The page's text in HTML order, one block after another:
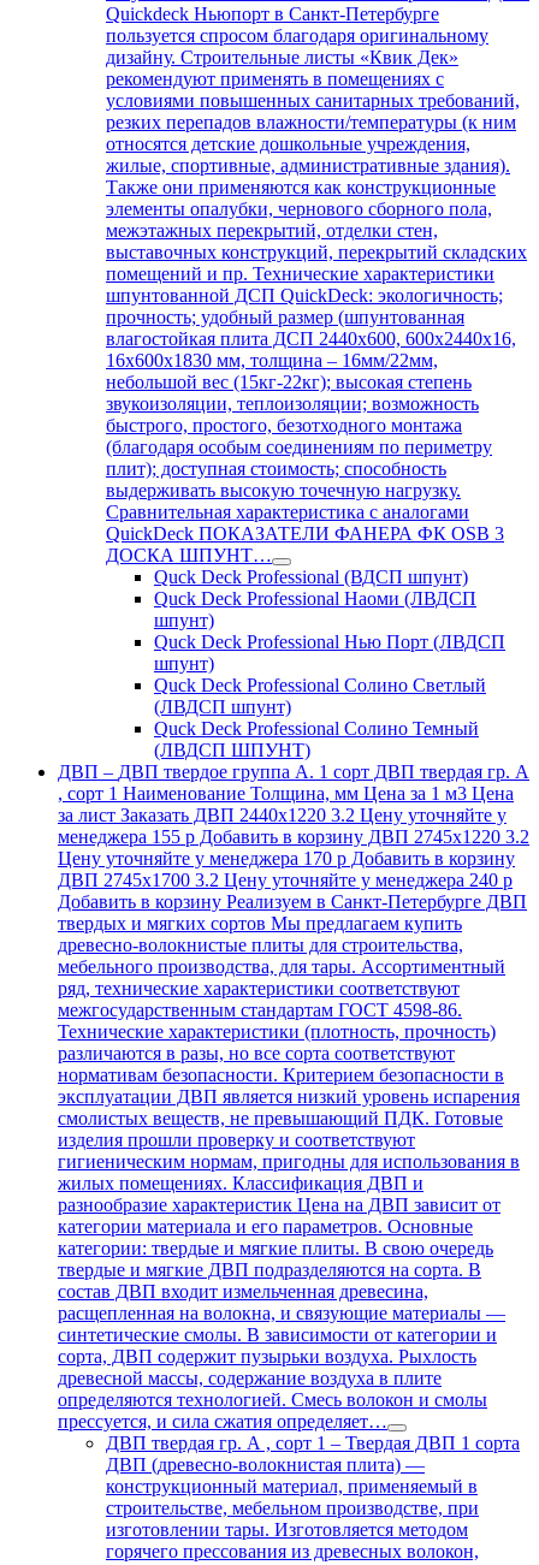
Quickdeck Ньюпорт в Санкт-Петербурге
пользуется спросом благодаря оригинальному
дизайну. Строительные листы «Квик Дек»
рекомендуют применять в помещениях с
условиями повышенных санитарных требований,
резких перепадов влажности/температуры (к ним
относятся детские дошкольные учреждения,
жилые, спортивные, административные здания).
Также они применяются как конструкционные
элементы опалубки, чернового сборного пола,
межэтажных перекрытий, отделки стен,
выставочных конструкций, перекрытий складских
помещений и пр. Технические характеристики
шпунтованной ДСП QuickDeck: экологичность;
прочность; удобный размер (шпунтованная
влагостойкая плита ДСП 2440х600, 600х2440х16,
16х600х1830 мм, толщина – 16мм/22мм,
небольшой вес (15кг-22кг); высокая степень
звукоизоляции, теплоизоляции; возможность
быстрого, простого, безотходного монтажа
(благодаря особым соединениям по периметру
плит); доступная стоимость; способность
выдерживать высокую точечную нагрузку.
Сравнительная характеристика с аналогами
QuickDeck ПОКАЗАТЕЛИ ФАНЕРА ФК OSB 3
ДОСКА ШПУНТ…
Quck Deck Professional (ВДСП шпунт)
Quck Deck Professional Наоми (ЛВДСП
шпунт)
Quck Deck Professional Нью Порт (ЛВДСП
шпунт)
Quck Deck Professional Солино Светлый
(ЛВДСП шпунт)
Quck Deck Professional Солино Темный
(ЛВДСП ШПУНТ)
ДВП – ДВП твердое группа А. 1 сорт ДВП твердая гр. А
, сорт 1 Наименование Толщина, мм Цена за 1 м3 Цена
за лист Заказать ДВП 2440х1220 3.2 Цену уточняйте у
менеджера 155 р Добавить в корзину ДВП 2745х1220 3.2
Цену уточняйте у менеджера 170 р Добавить в корзину
ДВП 2745х1700 3.2 Цену уточняйте у менеджера 240 р
Добавить в корзину Реализуем в Санкт-Петербурге ДВП
твердых и мягких сортов Мы предлагаем купить
древесно-волокнистые плиты для строительства,
мебельного производства, для тары. Ассортиментный
ряд, технические характеристики соответствуют
межгосударственным стандартам ГОСТ 4598-86.
Технические характеристики (плотность, прочность)
различаются в разы, но все сорта соответствуют
нормативам безопасности. Критерием безопасности в
эксплуатации ДВП является низкий уровень испарения
смолистых веществ, не превышающий ПДК. Готовые
изделия прошли проверку и соответствуют
гигиеническим нормам, пригодны для использования в
жилых помещениях. Классификация ДВП и
разнообразие характеристик Цена на ДВП зависит от
категории материала и его параметров. Основные
категории: твердые и мягкие плиты. В свою очередь
твердые и мягкие ДВП подразделяются на сорта. В
состав ДВП входит измельченная древесина,
расщепленная на волокна, и связующие материалы —
синтетические смолы. В зависимости от категории и
сорта, ДВП содержит пузырьки воздуха. Рыхлость
древесной массы, содержание воздуха в плите
определяются технологией. Смесь волокон и смолы
прессуется, и сила сжатия определяет…
ДВП твердая гр. А , сорт 1 – Твердая ДВП 1 сорта
ДВП (древесно-волокнистая плита) —
конструкционный материал, применяемый в
строительстве, мебельном производстве, при
изготовлении тары. Изготовляется методом
горячего прессования из древесных волокон,